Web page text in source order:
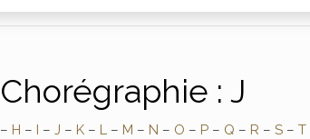
Chorégraphie : J
– H – I – J – K – L – M – N – O – P – Q – R – S – T